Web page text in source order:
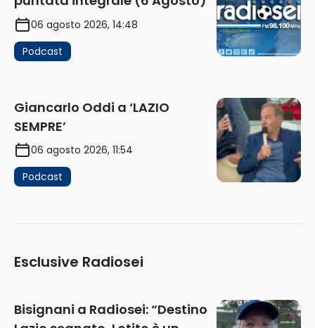
06 agosto 2026, 14:48
Podcast
Giancarlo Oddi a ‘LAZIO
SEMPRE’
06 agosto 2026, 11:54
Podcast
Esclusive Radiosei
Bisignani a Radiosei: “Destino